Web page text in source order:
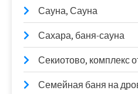
Сауна, Сауна
Сахара, баня-сауна
Секиотово, комплекс
Семейная баня на